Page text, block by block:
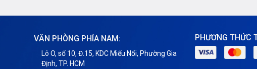
VĂN PHÒNG PHÍA NAM:
Lô O, số 10, Đ.15, KDC Miếu Nổi, Phường Gia
Định, TP. HCM
PHƯƠNG THỨC